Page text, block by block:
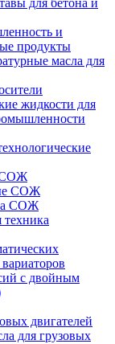
для бетона и
и
продукты
масла для
жидкости для
СОЖ
СОЖ
СОЖ
с двойным
двигателей
для грузовых